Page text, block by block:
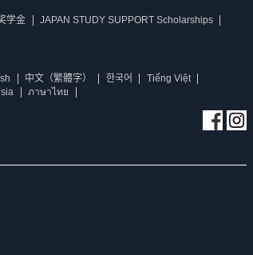
学金 JAPAN STUDY SUPPORT Scholarships
中文（繁體字） 한국어
Tiếng Việt
ภาษาไทย